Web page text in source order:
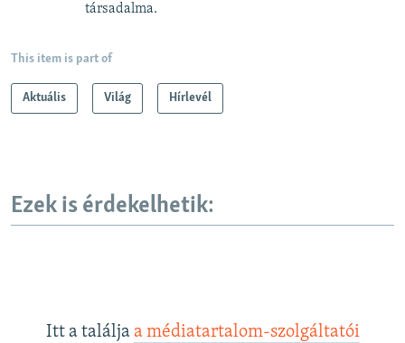
társadalma.
This item is part of
Aktuális Világ Hírlevél
Ezek is érdekelhetik:
Itt a találja a médiatartalom-szolgáltatói